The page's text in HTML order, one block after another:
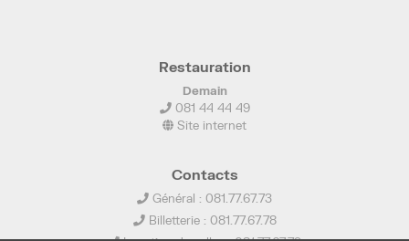
Restauration
Demain
081 44 44 49
Site internet
Contacts
Général : 081.77.67.73
Billetterie : 081.77.67.78